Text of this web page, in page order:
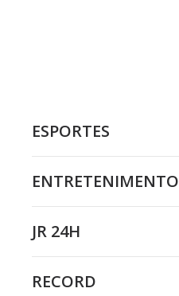
ESPORTES
ENTRETENIMENTO
JR 24H
RECORD